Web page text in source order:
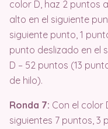
color D, haz 2 puntos
alto en el siguiente
siguiente punto, 1
punto deslizado en el
D – 52 puntos (13
de hilo).
Ronda 7: Con el color
siguientes 7 puntos, 3